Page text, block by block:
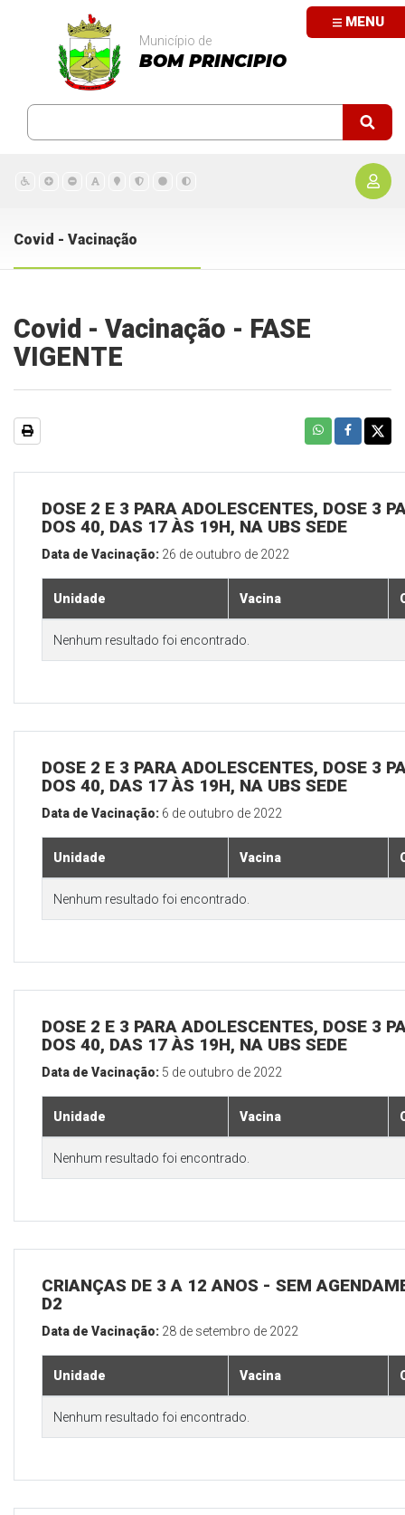
MENU
Município de
BOM PRINCIPIO
Covid - Vacinação
Covid - Vacinação - FASE
VIGENTE
DOSE 2 E 3 PARA ADOLESCENTES, DOSE 3
DOS 40, DAS 17 ÀS 19H, NA UBS SEDE
Data de Vacinação: 26 de outubro de 2022
Unidade Vacina
Nenhum resultado foi encontrado.
DOSE 2 E 3 PARA ADOLESCENTES, DOSE 3
DOS 40, DAS 17 ÀS 19H, NA UBS SEDE
Data de Vacinação: 6 de outubro de 2022
Unidade Vacina
Nenhum resultado foi encontrado.
DOSE 2 E 3 PARA ADOLESCENTES, DOSE 3
DOS 40, DAS 17 ÀS 19H, NA UBS SEDE
Data de Vacinação: 5 de outubro de 2022
Unidade Vacina
Nenhum resultado foi encontrado.
CRIANÇAS DE 3 A 12 ANOS - SEM
D2
Data de Vacinação: 28 de setembro de 2022
Unidade Vacina
Nenhum resultado foi encontrado.